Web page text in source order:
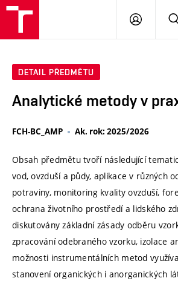
DETAIL PŘEDMĚTU
Analytické metody v
FCH-BC_AMP Ak. rok: 2025/2026
Obsah předmětu tvoří následující
vod, ovzduší a půdy, aplikace v různých
potraviny, monitoring kvality ovzduší,
ochrana životního prostředí a lidského
diskutovány základní zásady odběru
zpracování odebraného vzorku, izolace
možnosti instrumentálních metod
stanovení organických i anorganických